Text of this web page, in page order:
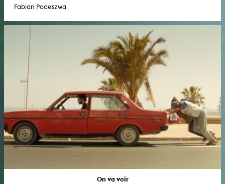
Fabian Podeszwa
On va voir